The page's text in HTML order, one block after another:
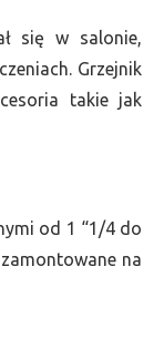
się w salonie,
Grzejnik
takie jak
od 1 “1/4 do
na